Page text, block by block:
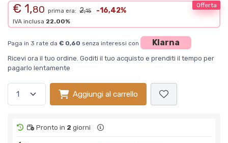
Offerta
€ 1,80 prima era: 2,15 -16,42%
IVA inclusa 22.00%
Paga in 3 rate da € 0,60 senza interessi con Klarna
Ricevi ora il tuo ordine. Goditi il tuo acquisto e prenditi il tempo per
pagarlo lentamente
Aggiungi al carrello
Pronto in 2 giorni